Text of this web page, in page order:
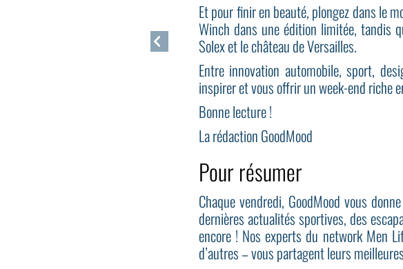
Et pour finir en beauté, plongez dans le
Winch dans une édition limitée, tandis
Solex et le château de Versailles.
Entre innovation automobile, sport,
inspirer et vous offrir un week-end riche
Bonne lecture !
La rédaction GoodMood
Pour résumer
Chaque vendredi, GoodMood vous
dernières actualités sportives, des
encore ! Nos experts du network Men
d’autres – vous partagent leurs